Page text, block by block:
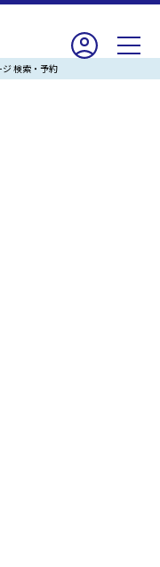
検索・予約